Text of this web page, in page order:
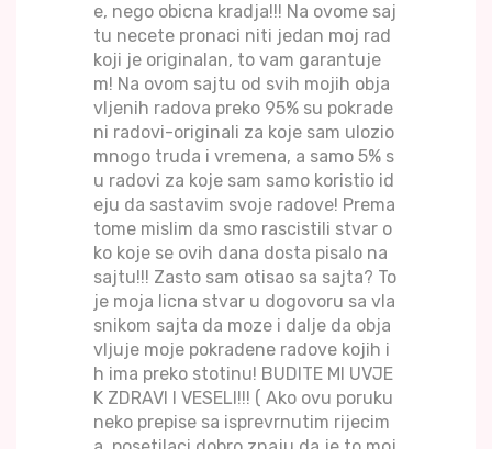
e, nego obicna kradja!!! Na ovome saj
tu necete pronaci niti jedan moj rad
koji je originalan, to vam garantuje
m! Na ovom sajtu od svih mojih obja
vljenih radova preko 95% su pokrade
ni radovi-originali za koje sam ulozio
mnogo truda i vremena, a samo 5% s
u radovi za koje sam samo koristio id
eju da sastavim svoje radove! Prema
tome mislim da smo rascistili stvar o
ko koje se ovih dana dosta pisalo na
sajtu!!! Zasto sam otisao sa sajta? To
je moja licna stvar u dogovoru sa vla
snikom sajta da moze i dalje da obja
vljuje moje pokradene radove kojih i
h ima preko stotinu! BUDITE MI UVJE
K ZDRAVI I VESELI!!! ( Ako ovu poruku
neko prepise sa isprevrnutim rijecim